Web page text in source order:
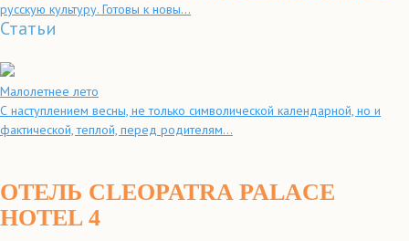
русскую культуру. Готовы к новы...
Статьи
Малолетнее лето
С наступлением весны, не только символической календарной, но и
фактической, теплой, перед родителям...
ОТЕЛЬ CLEOPATRA PALACE
HOTEL 4